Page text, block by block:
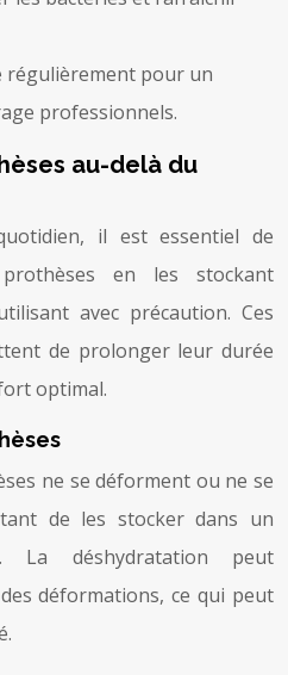
régulièrement pour un
professionnels.
au-delà du
il est essentiel de
en les stockant
avec précaution. Ces
de prolonger leur durée
optimal.
ne se déforment ou ne se
de les stocker dans un
La déshydratation peut
déformations, ce qui peut